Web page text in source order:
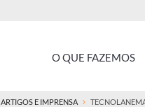
O QUE FAZEMOS
ARTIGOS E IMPRENSA